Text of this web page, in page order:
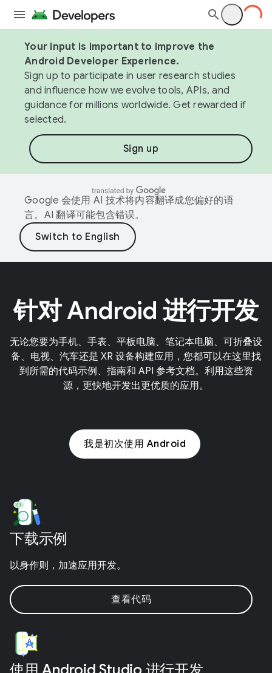
Your input is important to improve the
Android Developer Experience.
Sign up to participate in user research studies
and influence how we evolve tools, APIs, and
guidance for millions worldwide. Get rewarded if
selected.
Sign up
Google 会使用 AI 技术将内容翻译成您偏好的语
言。AI 翻译可能包含错误。
针对 Android 进行开发
无论您要为手机、手表、平板电脑、笔记本电脑、可折叠设
备、电视、汽车还是 XR 设备构建应用，您都可以在这里找
到所需的代码示例、指南和 API 参考文档。利用这些资
源，更快地开发出更优质的应用。
我是初次使用 Android
下载示例
以身作则，加速应用开发。
查看代码